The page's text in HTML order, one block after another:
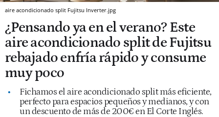
aire acondicionado split Fujitsu Inverter.jpg
¿Pensando ya en el verano? Este
aire acondicionado split de Fujitsu
rebajado enfría rápido y consume
muy poco
Fichamos el aire acondicionado split más eficiente,
perfecto para espacios pequeños y medianos, y con
un descuento de más de 200€ en El Corte Inglés.